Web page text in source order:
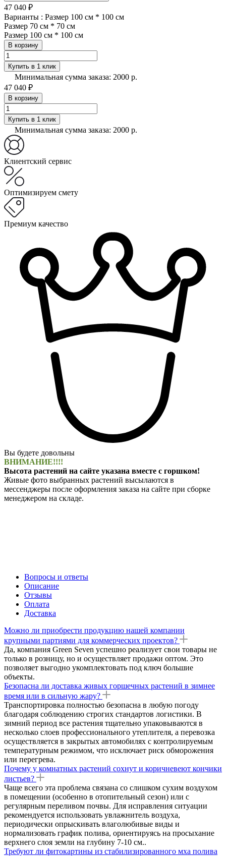
47 040 ₽
Варианты : Размер 100 см * 100 см
Размер 70 см * 70 см
Размер 100 см * 100 см
В корзину
Купить в 1 клик
Минимальная сумма заказа: 2000 р.
47 040 ₽
В корзину
Купить в 1 клик
Минимальная сумма заказа: 2000 р.
Клиентский сервис
Оптимизируем смету
Премиум качество
Вы будете довольны
ВНИМАНИЕ!!!!
Высота растений на сайте указана вместе с горшком!
Живые фото выбранных растений высылаются в
мессенджеры после оформления заказа на сайте при сборке
менеджером на складе.
Вопросы и ответы
Описание
Отзывы
Оплата
Доставка
Можно ли приобрести продукцию нашей компании
крупными партиями для коммерческих проектов?
Да, компания Green Seven успешно реализует свои товары не
только в розницу, но и осуществляет продажи оптом. Это
позволяет выгодно укомплектовать под ключ большие
объекты.
Безопасна ли доставка живых горшечных растений в зимнее
время или в сильную жару?
Транспортировка полностью безопасна в любую погоду
благодаря соблюдению строгих стандартов логистики. В
зимний период все растения тщательно упаковываются в
несколько слоев профессионального утеплителя, а перевозка
осуществляется в закрытых автомобилях с контролируемым
температурным режимом, что исключает риск обморожения
или перегрева.
Почему у комнатных растений сохнут и коричневеют кончики
листьев?
Чаще всего эта проблема связана со слишком сухим воздухом
в помещении (особенно в отопительный сезон) или с
регулярным переливом почвы. Для исправления ситуации
рекомендуется использовать увлажнитель воздуха,
периодически опрыскивать влаголюбивые виды и
нормализовать график полива, ориентируясь на просыхание
верхнего слоя земли на глубину 7-10 см..
Требуют ли фитокартины из стабилизированного мха полива